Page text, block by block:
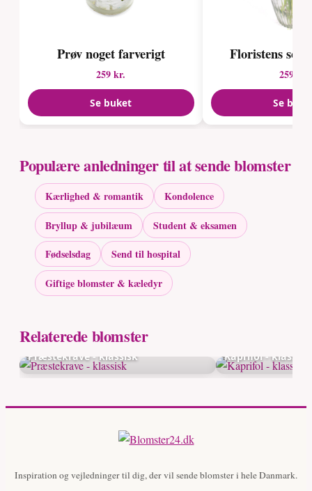
Prøv noget farverigt
259 kr.
Se buket
Floristens
259 kr.
Se
Populære anledninger til at sende blomster
Kærlighed & romantik
Kondolence
Bryllup & jubilæum
Student & eksamen
Fødselsdag
Send til hospital
Giftige blomster & kæledyr
Relaterede blomster
Præstekrave - klassisk Kaprifol - klassisk
Inspiration og vejledninger til dig, der vil sende blomster i hele Danmark.